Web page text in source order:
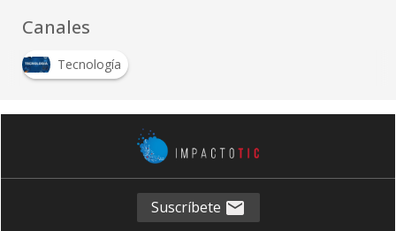
Canales
Tecnología
Suscríbete